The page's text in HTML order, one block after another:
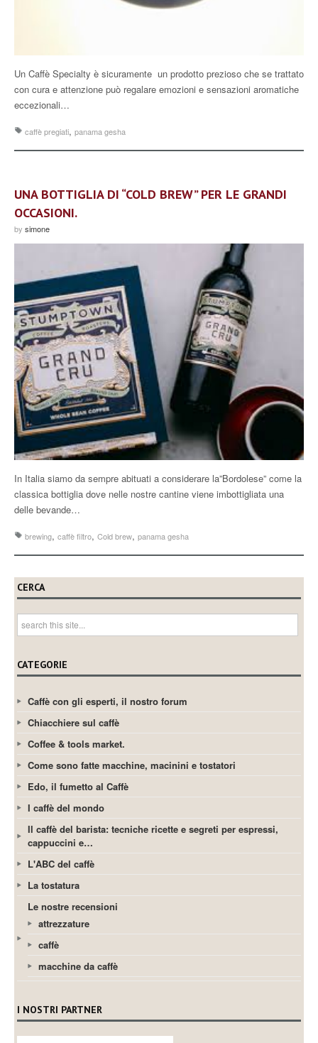
Un Caffè Specialty è sicuramente un prodotto prezioso che se trattato
con cura e attenzione può regalare emozioni e sensazioni aromatiche
eccezionali…
caffè pregiati, panama gesha
UNA BOTTIGLIA DI “COLD BREW” PER LE GRANDI
OCCASIONI.
by simone
In Italia siamo da sempre abituati a considerare la”Bordolese” come la
classica bottiglia dove nelle nostre cantine viene imbottigliata una
delle bevande…
brewing, caffè filtro, Cold brew, panama gesha
CERCA
CATEGORIE
Caffè con gli esperti, il nostro forum
Chiacchiere sul caffè
Coffee & tools market.
Come sono fatte macchine, macinini e tostatori
Edo, il fumetto al Caffè
I caffè del mondo
Il caffè del barista: tecniche ricette e segreti per espressi,
cappuccini e…
L'ABC del caffè
La tostatura
Le nostre recensioni
attrezzature
caffè
macchine da caffè
I NOSTRI PARTNER